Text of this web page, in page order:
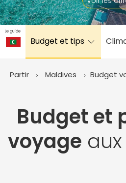
Le guide
Budget et tips
Partir Maldives Budget
Budget et
voyage
☀️ Où partir par mois
Janvier
Février Mars
Juillet
Août Septembre